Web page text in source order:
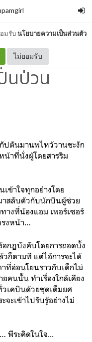
มรับนโยบายความเป็นส่วนตัว
ไม่ยอมรับ
นป่วน
ปตันมานพไหว้วานชะงัก
น้าที่นั่งผู้โดยสารริม
ข้าใจทุกอย่างโดย
าสลับตัวกับนักบินผู้ช่วย
างที่น้องแอม เพอร์เซอร์
รงหน้า…
อกฏบังคับโดยการถอดบั้ง
วก็ตามที แต่ไอ้การจะได้
ที่อ่อนโยนราวกับเด็กไม่
คนนั้น ทำเรื่องใกล้เคียง
เคบินด้วยชุดเต็มยศ
จะเข้าไปรับรู้อย่างไม่
พีระคิดในใจ...